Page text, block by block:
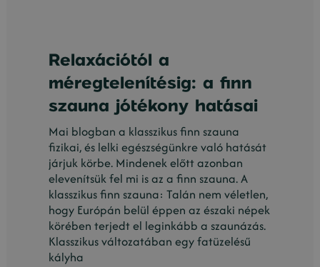
Relaxációtól a
méregtelenítésig: a finn
szauna jótékony hatásai
Mai blogban a klasszikus finn szauna
fizikai, és lelki egészségünkre való hatását
járjuk körbe. Mindenek előtt azonban
elevenítsük fel mi is az a finn szauna. A
klasszikus finn szauna: Talán nem véletlen,
hogy Európán belül éppen az északi népek
körében terjedt el leginkább a szaunázás.
Klasszikus változatában egy fatüzelésű
kályha